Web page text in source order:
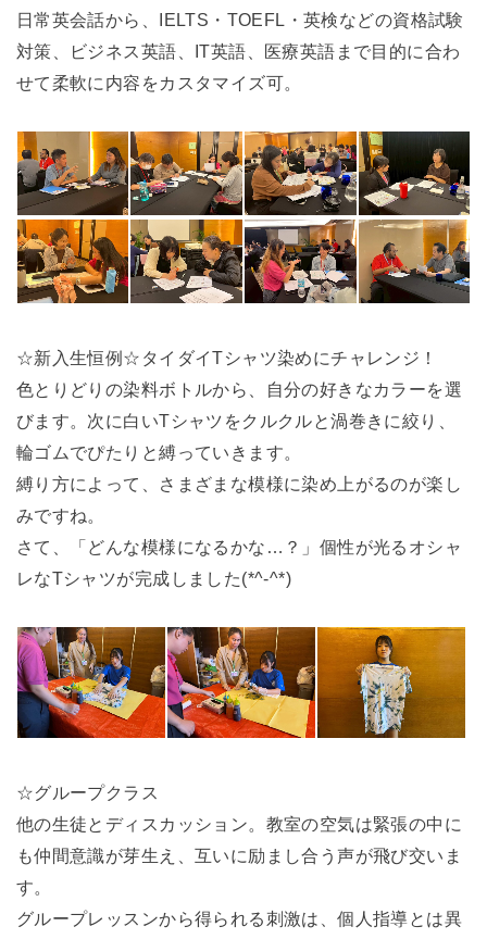
日常英会話から、IELTS・TOEFL・英検などの資格試験
対策、ビジネス英語、IT英語、医療英語まで目的に合わ
せて柔軟に内容をカスタマイズ可。
☆新入生恒例☆タイダイTシャツ染めにチャレンジ！
色とりどりの染料ボトルから、自分の好きなカラーを選
びます。次に白いTシャツをクルクルと渦巻きに絞り、
輪ゴムでぴたりと縛っていきます。
縛り方によって、さまざまな模様に染め上がるのが楽し
みですね。
さて、「どんな模様になるかな…？」個性が光るオシャ
レなTシャツが完成しました(*^-^*)
☆グループクラス
他の生徒とディスカッション。教室の空気は緊張の中に
も仲間意識が芽生え、互いに励まし合う声が飛び交いま
す。
グループレッスンから得られる刺激は、個人指導とは異